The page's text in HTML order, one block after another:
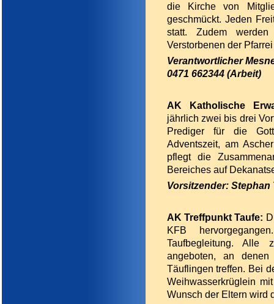
die Kirche von
geschmückt. Jeden
statt. Zudem
Verstorbenen der
Verantwortlicher
0471 662344 (Arbeit)
AK Katholische
jährlich zwei bis drei
Prediger für die
Adventszeit, am
pflegt die
Bereiches auf
Vorsitzender: Stephan
AK Treffpunkt Taufe:
KFB
Taufbegleitung. Alle
angeboten, an
Täuflingen treffen. Bei
Weihwasserkrüglein
Wunsch der Eltern wird